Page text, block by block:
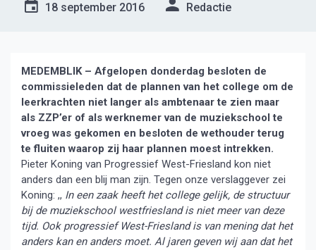
18 september 2016 Redactie
MEDEMBLIK – Afgelopen donderdag besloten de
commissieleden dat de plannen van het college om de
leerkrachten niet langer als ambtenaar te zien maar
als ZZP’er of als werknemer van de muziekschool te
vroeg was gekomen en besloten de wethouder terug
te fluiten waarop zij haar plannen moest intrekken.
Pieter Koning van Progressief West-Friesland kon niet
anders dan een blij man zijn. Tegen onze verslaggever zei
Koning: ,, In een zaak heeft het college gelijk, de structuur
bij de muziekschool westfriesland is niet meer van deze
tijd. Ook progressief West-Friesland is van mening dat het
anders kan en anders moet. Al jaren geven wij aan dat het